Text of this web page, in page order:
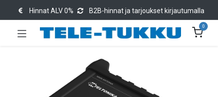
Hinnat ALV 0% B2B-hinnat ja tarjoukset kirjautumalla
0